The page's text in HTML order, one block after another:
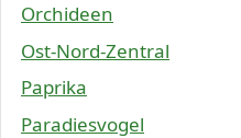
Orchideen
Ost-Nord-Zentral
Paprika
Paradiesvogel